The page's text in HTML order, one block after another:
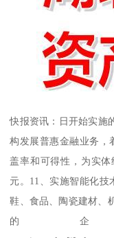
快报资讯：日开始实施
构发展普惠金融业务，
盖率和可得性，为实
元。11、实施智能化技
鞋、食品、陶瓷建材、
的